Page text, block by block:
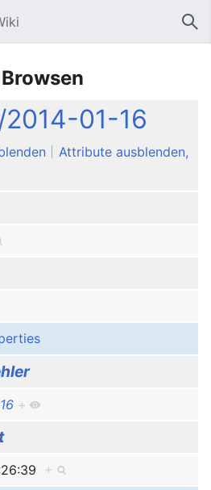
01-16
Attribute ausblenden,
+
+